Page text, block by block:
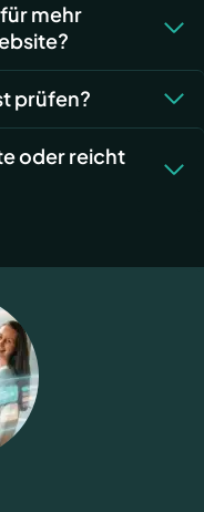
mehr
prüfen?
oder reicht